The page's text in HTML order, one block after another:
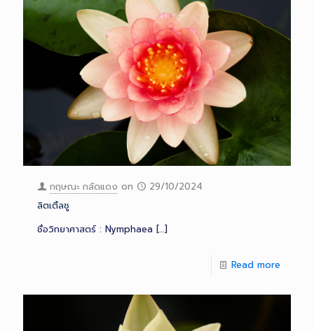
กฤษณะ กลัดแดง on
29/10/2024
ลิตเติ้ลชู
ชื่อวิทยาศาสตร์ : Nymphaea […]
Read more